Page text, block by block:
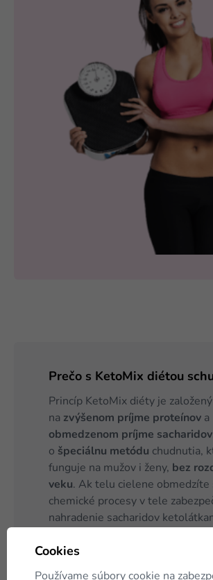
Prečo s KetoMix diétou
Princíp KetoMix diéty je založený
na zvýšenom príjme proteínov a
obmedzenom príjme sacharidov
o špeciálnu metódu chudnutia,
funguje na mužov i ženy, bez
veku. Ak telu cielene obmedzíte
chemické procesy v tele
nahradenie sacharidov
vytvorí z vlastných tukových
je diéta tak efektívna na
Cookies
Používame súbory cookie na